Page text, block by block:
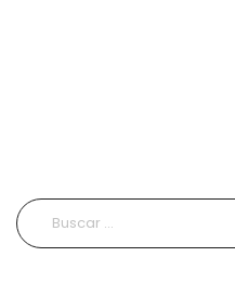
Buscar: